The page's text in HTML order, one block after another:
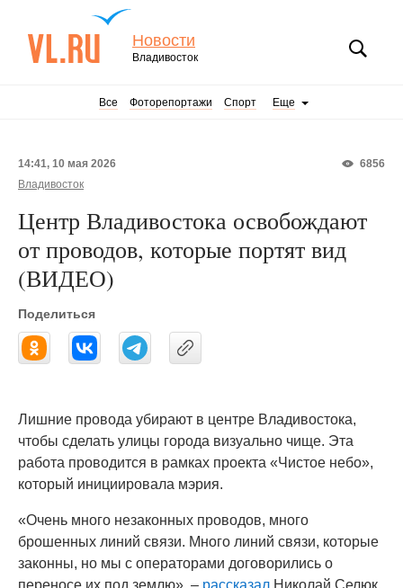
Новости
Владивосток
Все Фоторепортажи Спорт Еще
6856
14:41, 10 мая 2026
Владивосток
Центр Владивостока освобождают
от проводов, которые портят вид
(ВИДЕО)
Поделиться
Лишние провода убирают в центре Владивостока,
чтобы сделать улицы города визуально чище. Эта
работа проводится в рамках проекта «Чистое небо»,
который инициировала мэрия.
«Очень много незаконных проводов, много
брошенных линий связи. Много линий связи, которые
законны, но мы с операторами договорились о
переносе их под землю», – рассказал Николай Селюк,